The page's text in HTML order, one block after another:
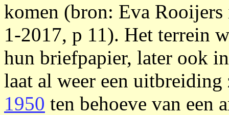
komen (bron: Eva
1-2017, p 11). Het terrein
hun briefpapier, later ook
laat al weer een
1950 ten behoeve van een